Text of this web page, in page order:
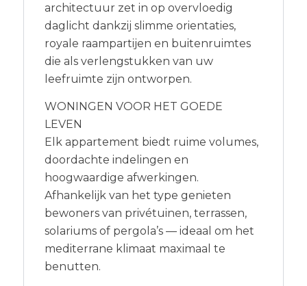
architectuur zet in op overvloedig
daglicht dankzij slimme orientaties,
royale raampartijen en buitenruimtes
die als verlengstukken van uw
leefruimte zijn ontworpen.
WONINGEN VOOR HET GOEDE
LEVEN
Elk appartement biedt ruime volumes,
doordachte indelingen en
hoogwaardige afwerkingen.
Afhankelijk van het type genieten
bewoners van privétuinen, terrassen,
solariums of pergola’s — ideaal om het
mediterrane klimaat maximaal te
benutten.